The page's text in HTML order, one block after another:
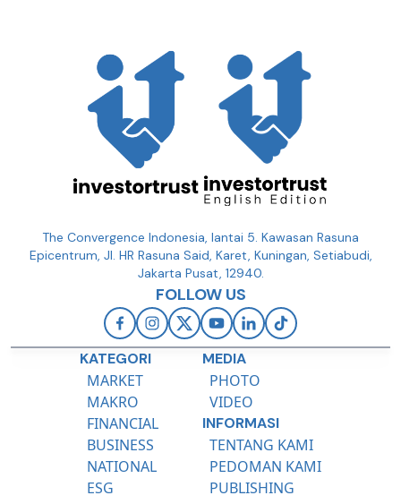
The Convergence Indonesia, lantai 5. Kawasan Rasuna
Epicentrum, Jl. HR Rasuna Said, Karet, Kuningan, Setiabudi,
Jakarta Pusat, 12940.
FOLLOW US
KATEGORI
MARKET
MAKRO
FINANCIAL
BUSINESS
NATIONAL
ESG
MEDIA
PHOTO
VIDEO
INFORMASI
TENTANG KAMI
PEDOMAN KAMI
PUBLISHING